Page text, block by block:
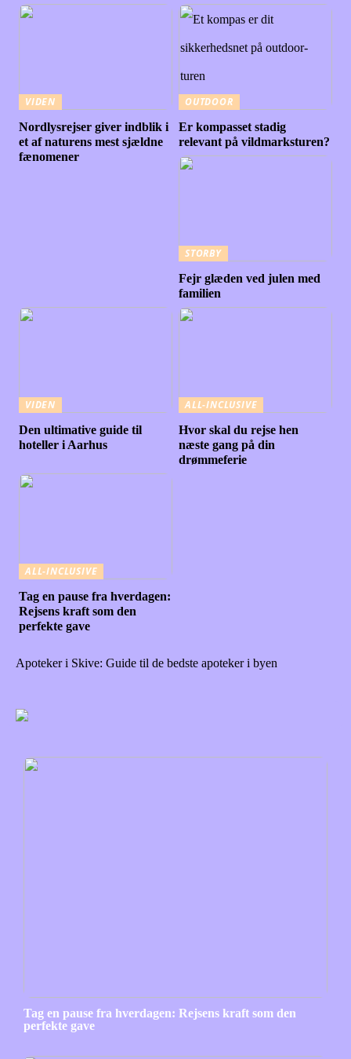
VIDEN
Nordlysrejser giver indblik i
et af naturens mest sjældne
fænomener
OUTDOOR
Er kompasset stadig
relevant på vildmarksturen?
STORBY
Fejr glæden ved julen med
familien
VIDEN
Den ultimative guide til
hoteller i Aarhus
ALL-INCLUSIVE
Hvor skal du rejse hen
næste gang på din
drømmeferie
ALL-INCLUSIVE
Tag en pause fra hverdagen:
Rejsens kraft som den
perfekte gave
Apoteker i Skive: Guide til de bedste apoteker i byen
Tag en pause fra hverdagen: Rejsens kraft som den
perfekte gave